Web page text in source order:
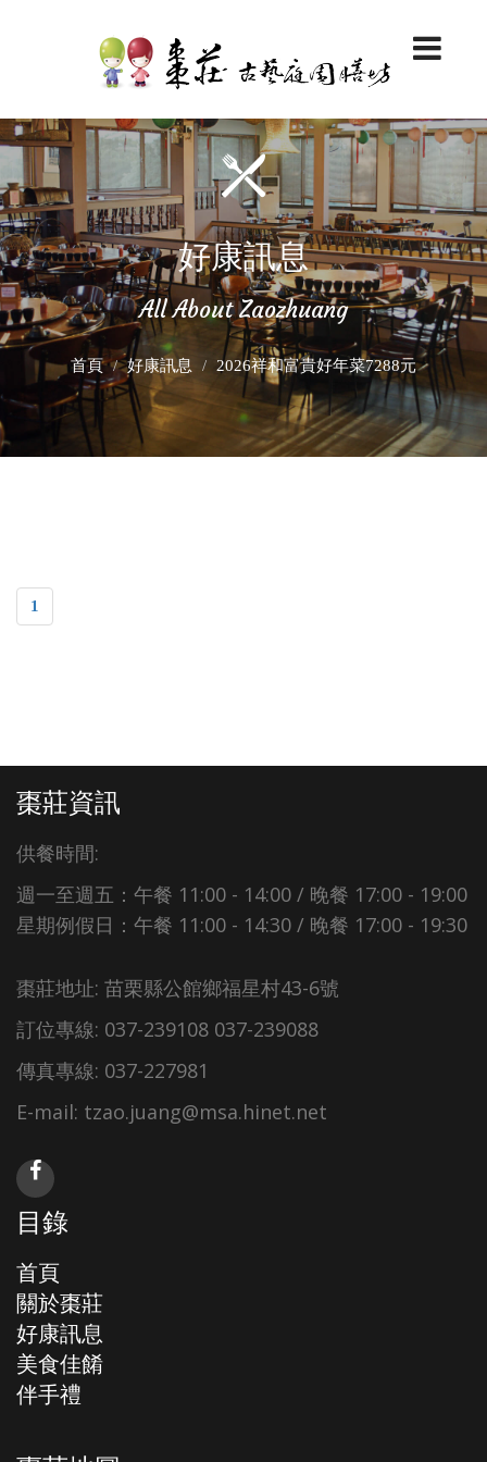
好康訊息
All About Zaozhuang
首頁 好康訊息 2026祥和富貴好年菜7288元
1
棗莊資訊
供餐時間:
週一至週五：午餐 11:00 - 14:00 / 晚餐 17:00 - 19:00
星期例假日：午餐 11:00 - 14:30 / 晚餐 17:00 - 19:30
棗莊地址: 苗栗縣公館鄉福星村43-6號
訂位專線: 037-239108 037-239088
傳真專線: 037-227981
E-mail: tzao.juang@msa.hinet.net
目錄
首頁
關於棗莊
好康訊息
美食佳餚
伴手禮